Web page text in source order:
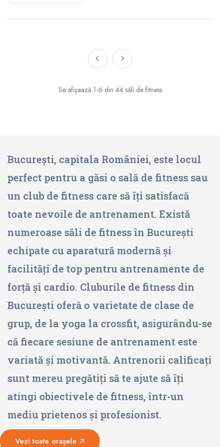
Se afișează 1-6 din 44 săli de fitness
București, capitala României, este locul
perfect pentru a găsi o sală de fitness sau
un club de fitness care să îți satisfacă
toate nevoile de antrenament. Există
numeroase săli de fitness în București
echipate cu aparatură modernă și
facilități de top pentru antrenamente de
forță și cardio. Cluburile de fitness din
București oferă o varietate de clase de
grup, de la yoga la crossfit, asigurându-se
că fiecare sesiune de antrenament este
variată și motivantă. Antrenorii calificați
sunt mereu pregătiți să te ajute să îți
atingi obiectivele de fitness, într-un
mediu prietenos și profesionist.
Vezi toate orașele